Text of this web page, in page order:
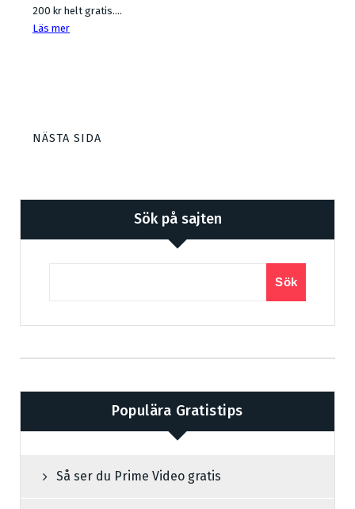
200 kr helt gratis.…
Läs mer
NÄSTA SIDA
Sök på sajten
Sök
Populära Gratistips
Så ser du Prime Video gratis